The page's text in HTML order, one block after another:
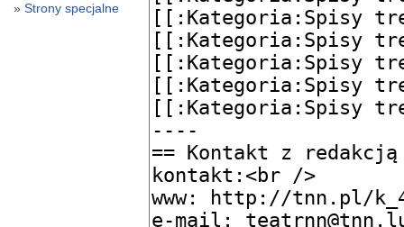
Strony specjalne